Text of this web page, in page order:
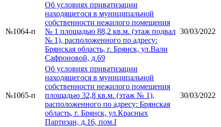
№1064-п
Об условиях приватизации
находящегося в муниципальной
собственности нежилого помещения
№ 1 площадью 88,2 кв.м. (этаж подвал
№ 1), расположенного по адресу:
Брянская область, г. Брянск, ул.Вали
Сафроновой, д.69
30/03/2022
№1065-п
Об условиях приватизации
находящегося в муниципальной
собственности нежилого помещения
площадью 32,8 кв.м. (этаж № 1),
расположенного по адресу: Брянская
область, г. Брянск, ул.Красных
Партизан, д.16, пом.I
30/03/2022